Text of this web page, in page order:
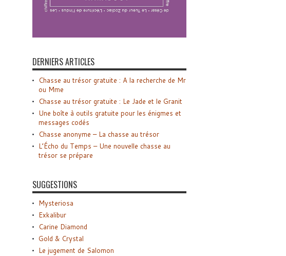
DERNIERS ARTICLES
Chasse au trésor gratuite : A la recherche de Mr
ou Mme
Chasse au trésor gratuite : Le Jade et le Granit
Une boîte à outils gratuite pour les énigmes et
messages codés
Chasse anonyme – La chasse au trésor
L’Écho du Temps – Une nouvelle chasse au
trésor se prépare
SUGGESTIONS
Mysteriosa
Exkalibur
Carine Diamond
Gold & Crystal
Le jugement de Salomon